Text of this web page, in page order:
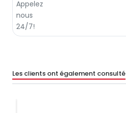
Les clients ont également consulté